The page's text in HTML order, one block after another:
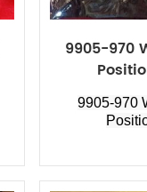
9905-970
9905-970